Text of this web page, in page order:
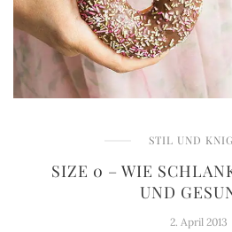
STIL UND
SIZE 0 – WIE
UND
2. April 2013